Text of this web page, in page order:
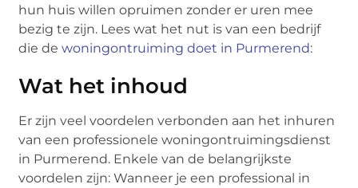
hun huis willen opruimen zonder er uren mee
bezig te zijn. Lees wat het nut is van een bedrijf
die dewoningontruiming doet in Purmerend:
Wat het inhoud
Er zijn veel voordelen verbonden aan het inhuren
van een professionele woningontruimingsdienst
in Purmerend. Enkele van de belangrijkste
voordelen zijn: Wanneer je een professional in